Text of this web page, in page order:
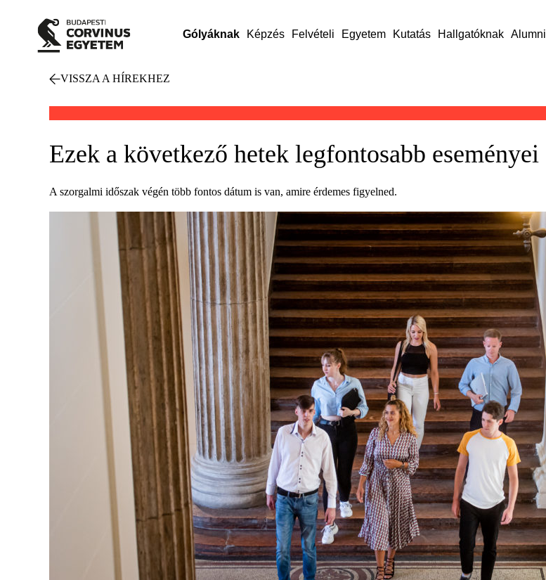
Gólyáknak Képzés Felvételi Egyetem Kutatás Hallgatóknak Alumni
VISSZA A HÍREKHEZ
Ezek a következő hetek legfontosabb eseményei
A szorgalmi időszak végén több fontos dátum is van, amire érdemes figyelned.